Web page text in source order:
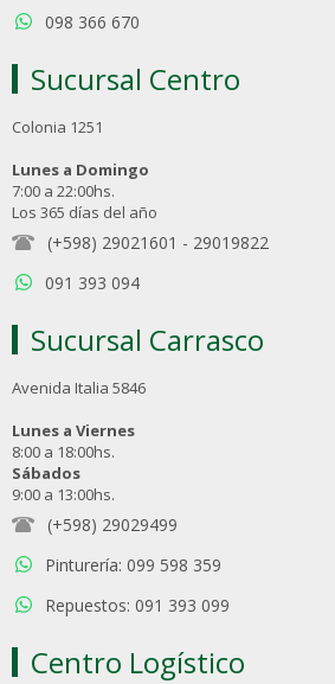
098 366 670
Sucursal Centro
Colonia 1251
Lunes a Domingo
7:00 a 22:00hs.
Los 365 días del año
(+598) 29021601 - 29019822
091 393 094
Sucursal Carrasco
Avenida Italia 5846
Lunes a Viernes
8:00 a 18:00hs.
Sábados
9:00 a 13:00hs.
(+598) 29029499
Pinturería: 099 598 359
Repuestos: 091 393 099
Centro Logístico